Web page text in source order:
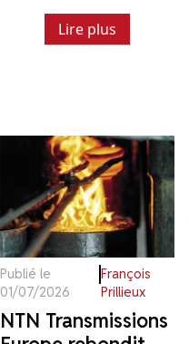
Lire plus
Publié le
01/07/2026
François
Prillieux
NTN Transmissions